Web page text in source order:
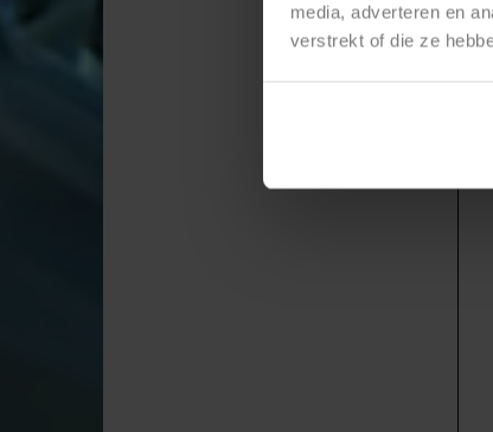
media, adverteren en
verstrekt of die ze